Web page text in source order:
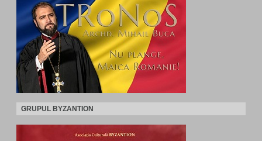
GRUPUL BYZANTION